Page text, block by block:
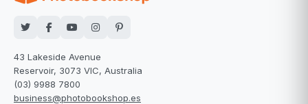
43 Lakeside Avenue
Reservoir, 3073 VIC, Australia
(03) 9988 7800
business@photobookshop.es